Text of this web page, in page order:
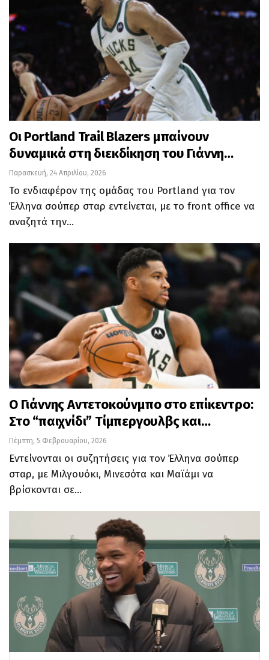
Οι Portland Trail Blazers μπαίνουν
δυναμικά στη διεκδίκηση του Γιάννη…
Παρασκευή, 24 Απριλίου, 2026
Το ενδιαφέρον της ομάδας του Portland για τον
Έλληνα σούπερ σταρ εντείνεται, με το front office να
αναζητά την…
Ο Γιάννης Αντετοκούνμπο στο επίκεντρο:
Στο “παιχνίδι” Τίμπεργουλβς και…
Πέμπτη, 5 Φεβρουαρίου, 2026
Εντείνονται οι συζητήσεις για τον Έλληνα σούπερ
σταρ, με Μιλγουόκι, Μινεσότα και Μαϊάμι να
βρίσκονται σε…